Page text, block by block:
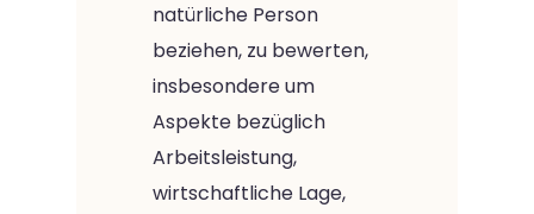
natürliche Person
beziehen, zu bewerten,
insbesondere um
Aspekte bezüglich
Arbeitsleistung,
wirtschaftliche Lage,